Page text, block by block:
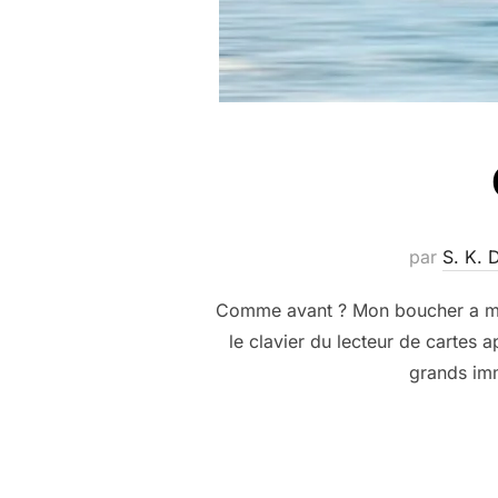
par S. K.
Comme avant ? Mon boucher a
le clavier du lecteur de cartes
grands